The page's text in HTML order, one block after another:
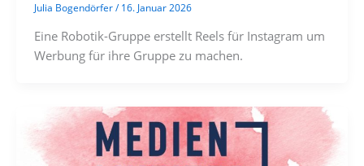
Julia Bogendörfer/16. Januar 2026
Eine Robotik-Gruppe erstellt Reels für Instagram um
Werbung für ihre Gruppe zu machen.